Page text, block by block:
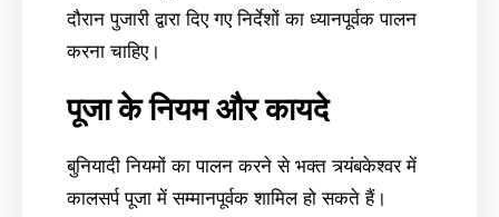
दौरान पुजारी द्वारा दिए गए निर्देशों का ध्यानपूर्वक पालन
करना चाहिए।
पूजा के नियम और कायदे
बुनियादी नियमों का पालन करने से भक्त त्र्यंबकेश्वर में
कालसर्प पूजा में सम्मानपूर्वक शामिल हो सकते हैं।